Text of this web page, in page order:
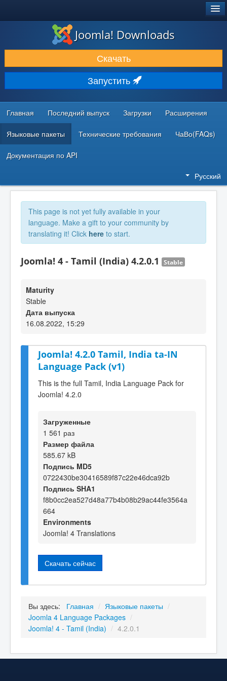
ЗАГРУЗКИ И РАСШИРЕНИЯ
ДОКУМЕНТАЦИЯ И ОБУЧЕНИЕ
СООБЩЕСТВО И ПОДДЕРЖКА
РЕСУРСЫ ДЛЯ РАЗРАБОТЧИКОВ
Joomla! Downloads
Скачать
Запустить
Главная Последний выпуск Загрузки Расширения
Языковые пакеты Технические требования ЧаВо(FAQs)
Документация по API
Русский
This page is not yet fully available in your
language. Make a gift to your community by
translating it! Click here to start.
Joomla! 4 - Tamil (India) 4.2.0.1 Stable
Maturity
Stable
Дата выпуска
16.08.2022, 15:29
Joomla! 4.2.0 Tamil, India ta-IN
Language Pack (v1)
This is the full Tamil, India Language Pack for
Joomla! 4.2.0
Загруженные
1 561 раз
Размер файла
585.67 kB
Подпись MD5
0722430be30416589f87c22e46dca92b
Подпись SHA1
f8b0cc2ea527d48a77b4b08b29ac44fe3564a
664
Environments
Joomla! 4 Translations
Скачать сейчас
Вы здесь: Главная / Языковые пакеты /
Joomla 4 Language Packages /
Joomla! 4 - Tamil (India) / 4.2.0.1